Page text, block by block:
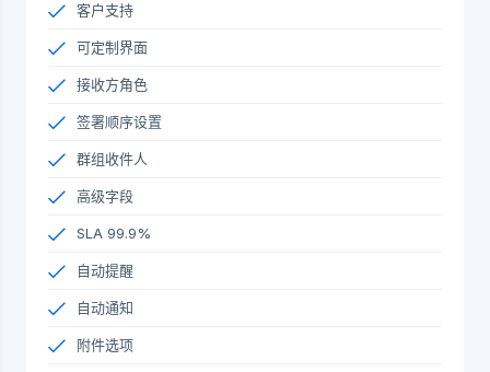
客户支持
可定制界面
接收方角色
签署顺序设置
群组收件人
高级字段
SLA 99.9%
自动提醒
自动通知
附件选项